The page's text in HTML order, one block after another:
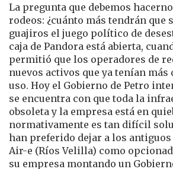
La pregunta que debemos
rodeos: ¿cuánto más tendrán que
guajiros el juego político de
caja de Pandora está abierta,
permitió que los operadores de
nuevos activos que ya tenían más
uso. Hoy el Gobierno de Petro
se encuentra con que toda la
obsoleta y la empresa está en
normativamente es tan difícil
han preferido dejar a los
Air-e (Ríos Velilla) como
su empresa montando un